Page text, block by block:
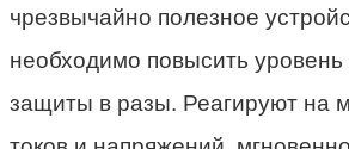
чрезвычайно полезное
необходимо повысить уровень
защиты в разы. Реагируют на